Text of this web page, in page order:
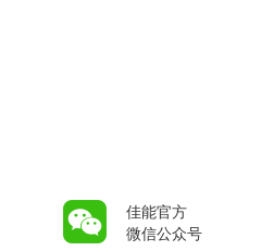
佳能官方
微信公众号